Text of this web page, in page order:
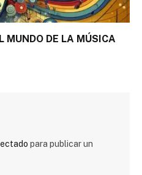
MUNDO DE LA MÚSICA
para publicar un